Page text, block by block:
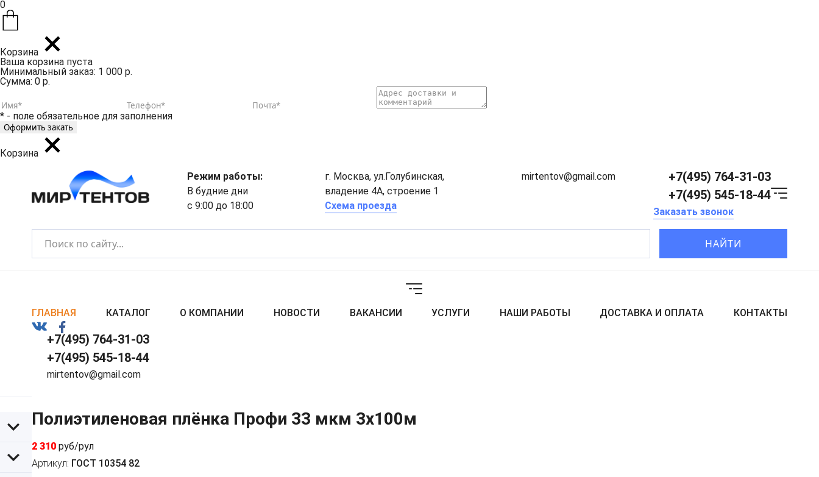
0
Корзина
Ваша корзина пуста
Минимальный заказ: 1 000 р.
Сумма: 0 р.
* - поле обязательное для заполнения
Корзина
Режим работы:
В будние дни
с 9:00 до 18:00
г. Москва, ул.Голубинская,
владение 4А, строение 1
Схема проезда
mirtentov@gmail.com
+7(495) 764-31-03
+7(495) 545-18-44
Заказать звонок
НАЙТИ
ГЛАВНАЯ КАТАЛОГ О КОМПАНИИ НОВОСТИ ВАКАНСИИ УСЛУГИ НАШИ РАБОТЫ ДОСТАВКА И ОПЛАТА КОНТАКТЫ
+7(495) 764-31-03
+7(495) 545-18-44
mirtentov@gmail.com
Полиэтиленовая плёнка Профи 33 мкм 3x100м
2 310 руб/рул
Артикул: ГОСТ 10354 82